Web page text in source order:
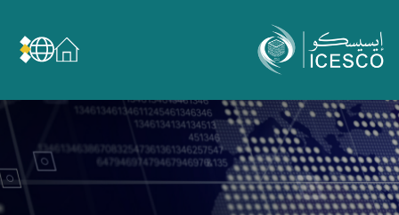
عن الإيسيسكو
الحوكمة
مجال عملنا
مجالات الخبرة